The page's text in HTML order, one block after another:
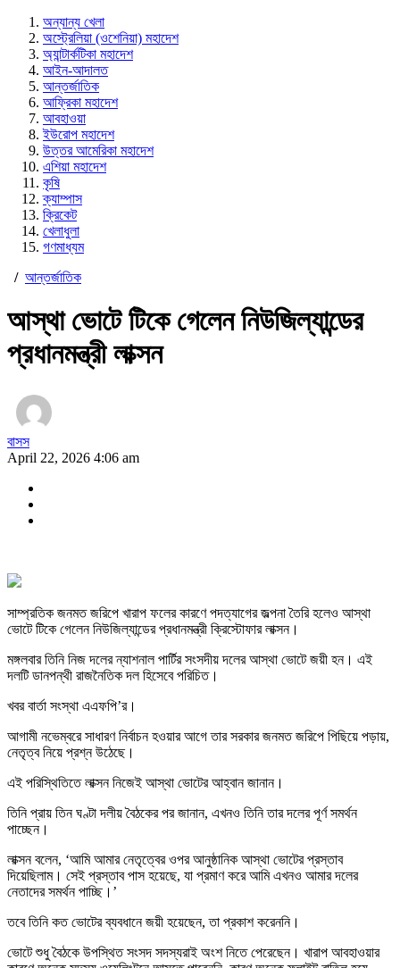
অন্যান্য খেলা
অস্ট্রেলিয়া (ওশেনিয়া) মহাদেশ
অ্যান্টার্কটিকা মহাদেশ
আইন-আদালত
আন্তর্জাতিক
আফ্রিকা মহাদেশ
আবহাওয়া
ইউরোপ মহাদেশ
উত্তর আমেরিকা মহাদেশ
এশিয়া মহাদেশ
কৃষি
ক্যাম্পাস
ক্রিকেট
খেলাধুলা
গণমাধ্যম
/ আন্তর্জাতিক
আস্থা ভোটে টিকে গেলেন নিউজিল্যান্ডের
প্রধানমন্ত্রী লাক্সন
বাসস
April 22, 2026 4:06 am
সাম্প্রতিক জনমত জরিপে খারাপ ফলের কারণে পদত্যাগের জল্পনা তৈরি হলেও আস্থা
ভোটে টিকে গেলেন নিউজিল্যান্ডের প্রধানমন্ত্রী ক্রিস্টোফার লাক্সন।
মঙ্গলবার তিনি নিজ দলের ন্যাশনাল পার্টির সংসদীয় দলের আস্থা ভোটে জয়ী হন। এই
দলটি ডানপন্থী রাজনৈতিক দল হিসেবে পরিচিত।
খবর বার্তা সংস্থা এএফপি’র।
আগামী নভেম্বরে সাধারণ নির্বাচন হওয়ার আগে তার সরকার জনমত জরিপে পিছিয়ে পড়ায়,
নেতৃত্ব নিয়ে প্রশ্ন উঠেছে।
এই পরিস্থিতিতে লাক্সন নিজেই আস্থা ভোটের আহ্বান জানান।
তিনি প্রায় তিন ঘণ্টা দলীয় বৈঠকের পর জানান, এখনও তিনি তার দলের পূর্ণ সমর্থন
পাচ্ছেন।
লাক্সন বলেন, ‘আমি আমার নেতৃত্বের ওপর আনুষ্ঠানিক আস্থা ভোটের প্রস্তাব
দিয়েছিলাম। সেই প্রস্তাব পাস হয়েছে, যা প্রমাণ করে আমি এখনও আমার দলের
নেতাদের সমর্থন পাচ্ছি।’
তবে তিনি কত ভোটের ব্যবধানে জয়ী হয়েছেন, তা প্রকাশ করেননি।
ভোটে শুধু বৈঠকে উপস্থিত সংসদ সদস্যরাই অংশ নিতে পেরেছেন। খারাপ আবহাওয়ার